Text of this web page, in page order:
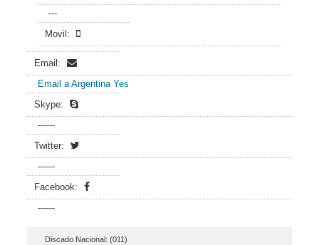
---
Movil:
Email:
Email a Argentina Yes
Skype:
------
Twitter:
------
Facebook:
------
Discado Nacional: (011)